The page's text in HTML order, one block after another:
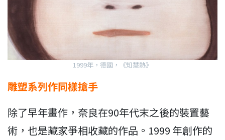
1999年，德國，《知慧熱》
雕塑系列作同樣搶手
除了早年畫作，奈良在90年代末之後的裝置藝
術，也是藏家爭相收藏的作品。1999 年創作的